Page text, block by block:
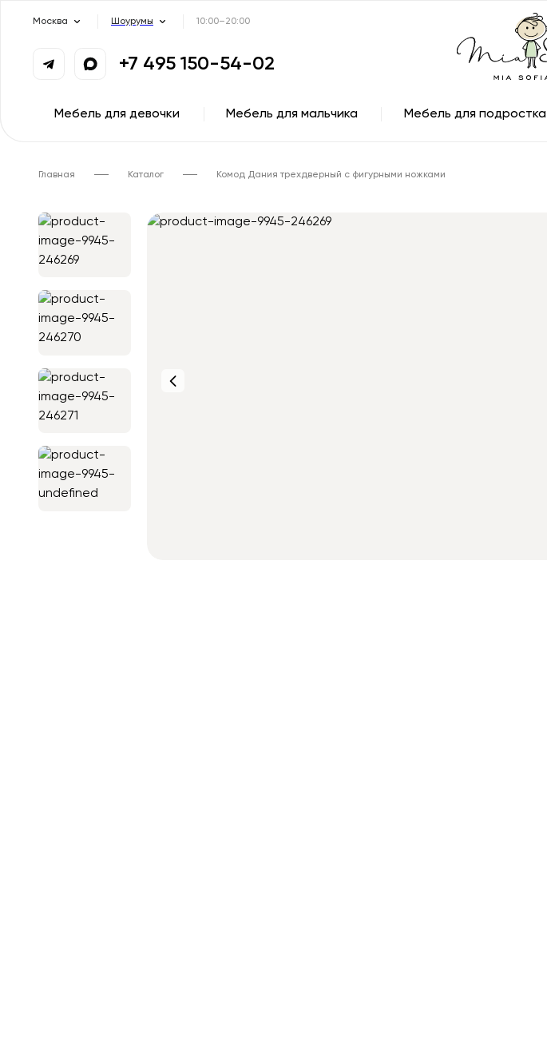
Москва Шоурумы 10:00–20:00
+7 495 150-54-02
Мебель для девочки Мебель для мальчика Мебель для подростка
Главная Каталог Комод Дания трехдверный с фигурными ножками